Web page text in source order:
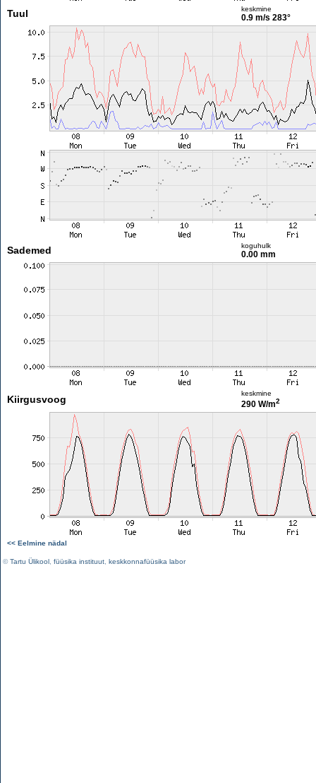
Tuul keskmine
0.9 m/s 283°
Sademed koguhulk
0.00 mm
Kiirgusvoog
keskmine
290 W/m2
<< Eelmine nädal
©Tartu Ülikool füüsika instituut keskkonnafüüsika labor